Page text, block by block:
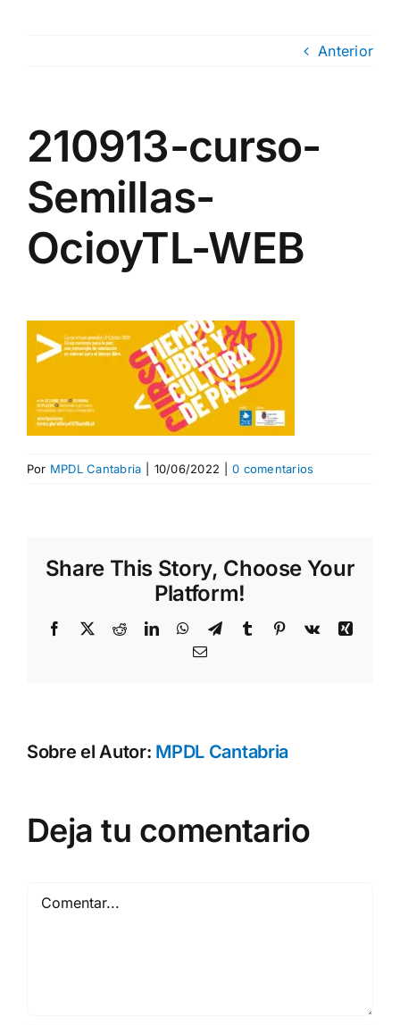
Anterior
210913-curso-
Semillas-
OcioyTL-WEB
Por MPDL Cantabria 10/06/2022 0 comentarios
Share This Story, Choose Your
Platform!
Facebook
X RedditLinkedInWhatsApp
TelegramTumblr Pinterest
Vk
Xing
Correo
Sobre el Autor: MPDL Cantabria
Deja tu comentario